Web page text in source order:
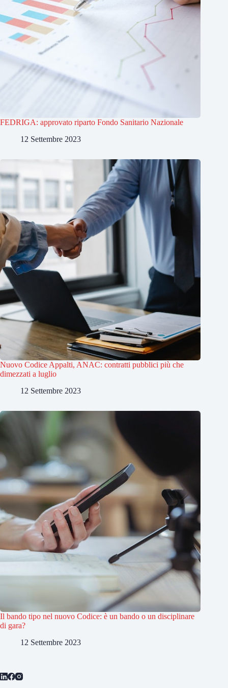
FEDRIGA: approvato riparto Fondo Sanitario Nazionale
12 Settembre 2023
Nuovo Codice Appalti, ANAC: contratti pubblici più che
dimezzati a luglio
12 Settembre 2023
Il bando tipo nel nuovo Codice: è un bando o un disciplinare
di gara?
12 Settembre 2023